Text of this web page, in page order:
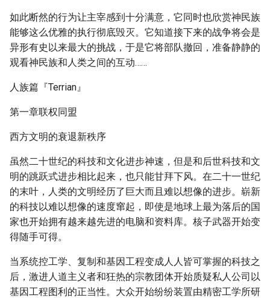
如此断然的行为让主宰感到十分满意，它同时也欣赏神民族
能够这么优雅的执行彻底毁灭。它知道接下来的战争将会是
异形有史以来最大的挑战，于是它将部队撤回，准备静静的
观看神民族和人类之间的互动……
人族篇『Terrian』
第一章联权同盟
西方文明的衰退新秩序
虽然二十世纪的科技和文化进步神速，但是和后世科技和文
明的跳跃式进步相比起来，也只能甘拜下风。在二十一世纪
的末叶，人类的文明经历了巨大而且难以想像的进步。崭新
的科技以难以想像的速度窜起，即使是地球上最为落后的国
家也开始拥有越来越先进的电脑和资料库。核子武器开始变
得随手可得。
当系统控工学、复制和基因工程变成人人皆可掌握的科技之
后，激进人道主义者和狂热的宗教团体开始质疑私人公司以
基因工程图利的正当性。大众开始纷纷装置由精密工学所研